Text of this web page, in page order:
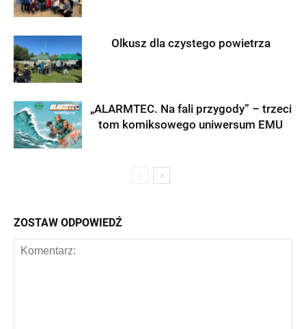
Olkusz dla czystego powietrza
„ALARMTEC. Na fali przygody” – trzeci
tom komiksowego uniwersum EMU
ZOSTAW ODPOWIEDŹ